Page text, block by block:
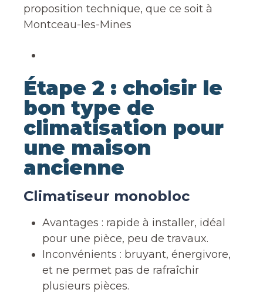
proposition technique, que ce soit à
Montceau-les-Mines
Étape 2 : choisir le
bon type de
climatisation pour
une maison
ancienne
Climatiseur monobloc
Avantages : rapide à installer, idéal
pour une pièce, peu de travaux.
Inconvénients : bruyant, énergivore,
et ne permet pas de rafraîchir
plusieurs pièces.